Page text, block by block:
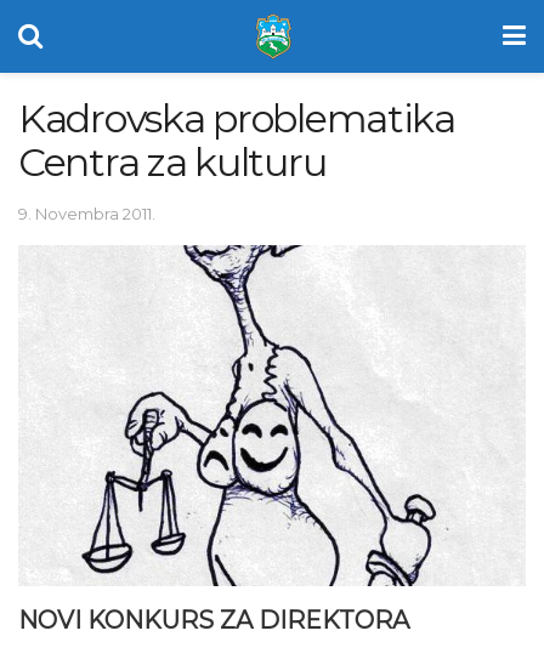
Kadrovska problematika
Centra za kulturu
9. Novembra 2011.
NOVI KONKURS ZA DIREKTORA